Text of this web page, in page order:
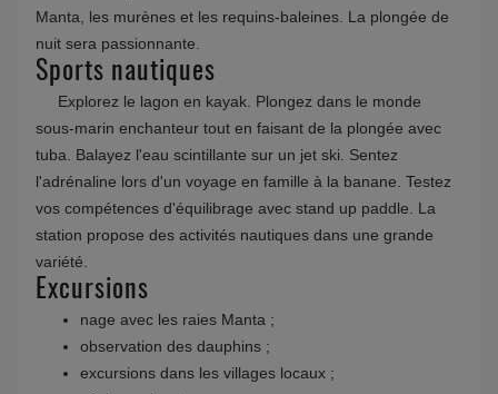
Manta, les murènes et les requins-baleines. La plongée de
nuit sera passionnante.
Sports nautiques
Explorez le lagon en kayak. Plongez dans le monde
sous-marin enchanteur tout en faisant de la plongée avec
tuba. Balayez l'eau scintillante sur un jet ski. Sentez
l'adrénaline lors d'un voyage en famille à la banane. Testez
vos compétences d'équilibrage avec stand up paddle. La
station propose des activités nautiques dans une grande
variété.
Excursions
nage avec les raies Manta ;
observation des dauphins ;
excursions dans les villages locaux ;